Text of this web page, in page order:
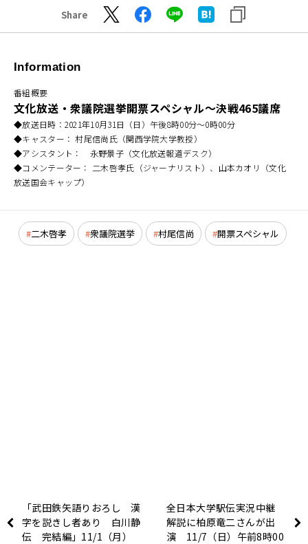
Share
Information
番組概要
文化放送・衆議院選挙開票スペシャル～決戦465議席
◆放送日時：2021年10月31日（日）午後8時00分～0時00分
◆キャスター： 村尾信尚氏（関西学院大学教授）
◆アシスタント： 永野景子（文化放送報道デスク）
◆コメンテーター： 二木啓孝氏（ジャーナリスト）、山本カオリ（文化
放送国会キャップ）
二木啓孝 衆議院選挙 村尾信尚 開票スペシャル
「武田鉄矢語りおろし 漢
字を説きし者あり 白川静
伝 完結編」11/1（月）
全日本大学駅伝実況中継
解説に柏原竜二さんが出
演 11/7（日）午前8時00